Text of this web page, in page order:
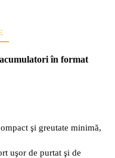
în format
şi greutate minimă,
uşor de purtat şi de